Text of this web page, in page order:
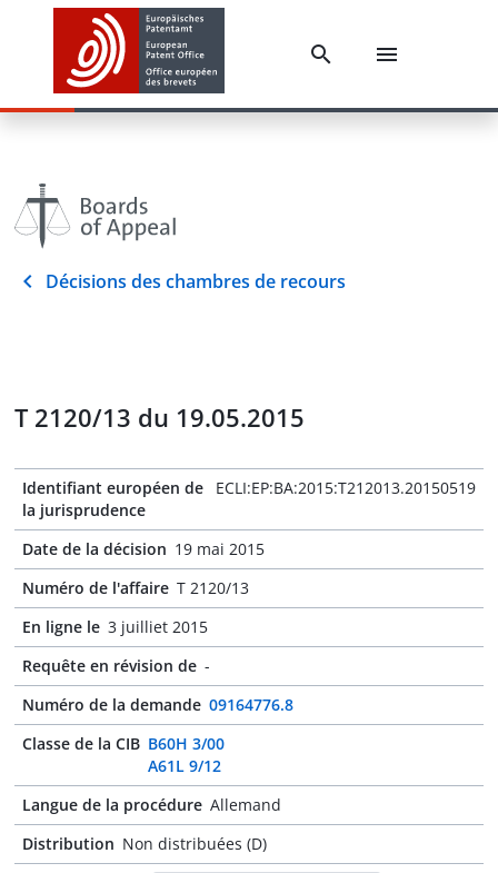
Décisions des chambres de recours
T 2120/13 du 19.05.2015
Identifiant européen de
la jurisprudence
ECLI:EP:BA:2015:T212013.20150519
Date de la décision 19 mai 2015
Numéro de l'affaire T 2120/13
En ligne le 3 juilliet 2015
Requête en révision de -
Numéro de la demande 09164776.8
Classe de la CIB B60H 3/00
A61L 9/12
Langue de la procédure Allemand
Distribution Non distribuées (D)